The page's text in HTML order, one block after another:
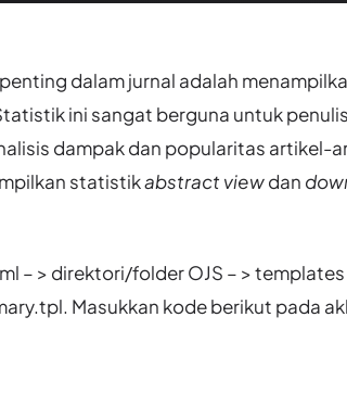
dalam jurnal adalah
ini sangat berguna untuk
dampak dan popularitas artikel-
statistikabstract viewdan
– > direktori/folder OJS – >
Masukkan kode berikut pada